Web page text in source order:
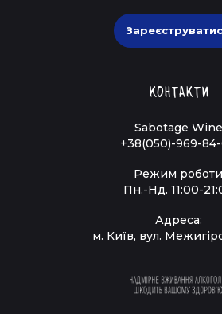
Контакти
Sabotage Wine
+38(050)-969-
Режим роботи
Пн.-Нд. 11:00-
Адреса:
м. Київ, вул.